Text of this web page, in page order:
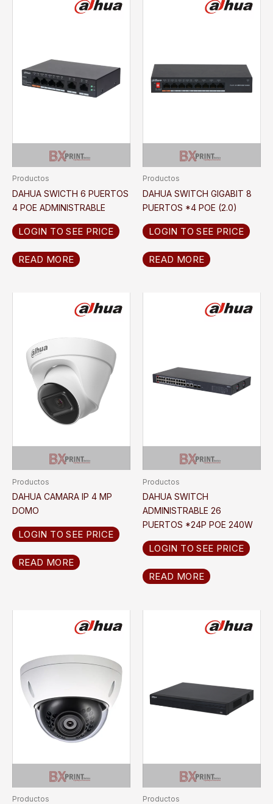
Productos
DAHUA SWICTH 6 PUERTOS
4 POE ADMINISTRABLE
LOGIN TO SEE PRICE
READ MORE
Productos
DAHUA SWITCH GIGABIT 8
PUERTOS *4 POE (2.0)
LOGIN TO SEE PRICE
READ MORE
Productos
DAHUA CAMARA IP 4 MP
DOMO
LOGIN TO SEE PRICE
READ MORE
Productos
DAHUA SWITCH
ADMINISTRABLE 26
PUERTOS *24P POE 240W
LOGIN TO SEE PRICE
READ MORE
Productos Productos